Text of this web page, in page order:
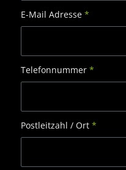
E-Mail Adresse *
Telefonnummer *
Postleitzahl / Ort *